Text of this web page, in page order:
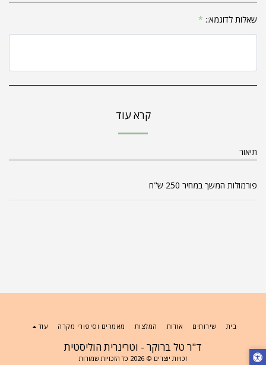
שאלות לדוגמא:: *
קרא עוד
תיאור
פורמולות המשך במחיר 250 ש"ח
ד"ר טל ברוקר - וטרינרית הוליסטית
זכויות יוצרים © 2026 כל הזכויות שמורות
בית שירותים אודות המלצות מאמרים וסיפורי מקרה עוד